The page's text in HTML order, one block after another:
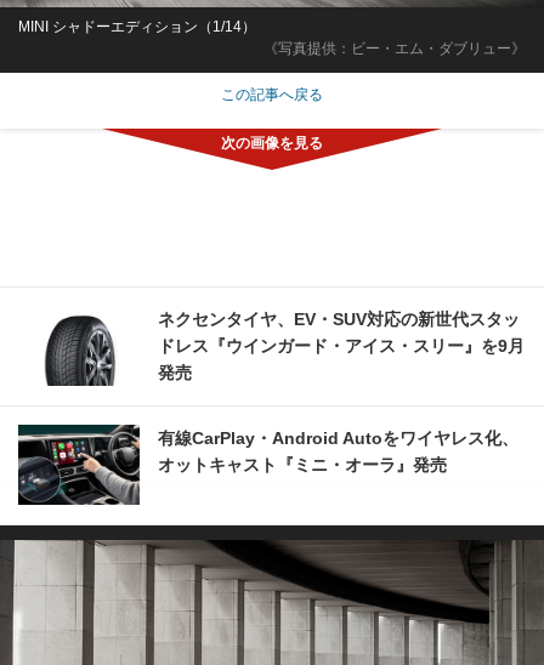
《写真提供：ビー・エム・ダブリュー》
MINI シャドーエディション（1/14）
この記事へ戻る
ネクセンタイヤ、EV・SUV対応の新世代スタッ
ドレス『ウインガード・アイス・スリー』を9月
発売
有線CarPlay・Android Autoをワイヤレス化、
オットキャスト『ミニ・オーラ』発売